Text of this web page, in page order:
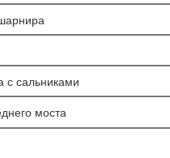
с сальниками
моста